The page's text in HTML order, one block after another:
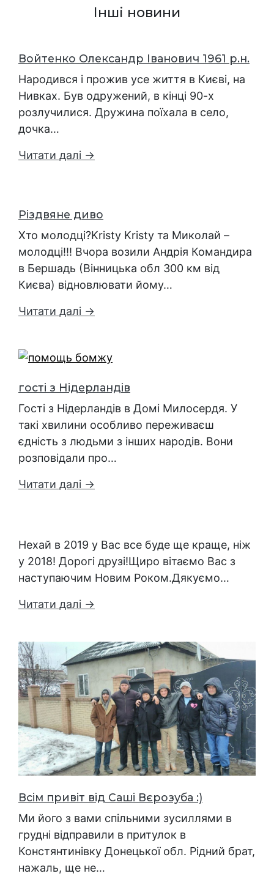
Інші новини
Войтенко Олександр Іванович 1961 р.н.
Народився і прожив усе життя в Києві, на
Нивках. Був одружений, в кінці 90-х
розлучилися. Дружина поїхала в село,
дочка…
Читати далі →
Різдвяне диво
Хто молодці?Kristy Kristy та Миколай –
молодці!!! Вчора возили Андрія Командира
в Бершадь (Вінницька обл 300 км від
Києва) відновлювати йому…
Читати далі →
гості з Нідерландів
Гості з Нідерландів в Домі Милосердя. У
такі хвилини особливо переживаєш
єдність з людьми з інших народів. Вони
розповідали про…
Читати далі →
Нехай в 2019 у Вас все буде ще краще, ніж
у 2018! Дорогі друзі!Щиро вітаємо Вас з
наступаючим Новим Роком.Дякуємо…
Читати далі →
Всім привіт від Саші Вєрозуба :)
Ми його з вами спільними зусиллями в
грудні відправили в притулок в
Констянтинівку Донецької обл. Рідний брат,
нажаль, ще не…